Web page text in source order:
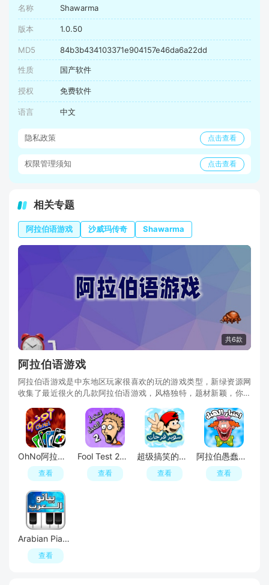
名称 Shawarma
版本 1.0.50
MD5 84b3b434103371e904157e46da6a22dd
性质 国产软件
授权 免费软件
语言 中文
隐私政策 点击查看
权限管理须知 点击查看
相关专题
阿拉伯语游戏 沙威玛传奇 Shawarma
共6款
阿拉伯语游戏
阿拉伯语游戏是中东地区玩家很喜欢的玩的游戏类型，新绿资源网
收集了最近很火的几款阿拉伯语游戏，风格独特，题材新颖，你可
2、Shawarma沙威玛传奇、超级搞笑的冒险等游戏体验不一样的乐
趣吧！
OhNo阿拉伯纸牌安卓版
查看
Fool Test 2愚人测试2游戏安卓版
查看
超级搞笑的冒险游戏阿拉伯语版
查看
阿拉伯愚蠢的测试游戏谷歌版
查看
Arabian Piano阿拉伯钢琴游戏谷歌版
查看